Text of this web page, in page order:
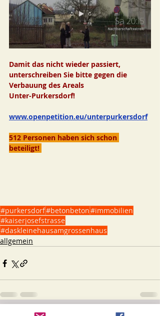
Damit das nicht wieder passiert,
unterschreiben Sie bitte gegen die
Verbauung des Areals
Unter-Purkersdorf!
www.openpetition.eu/unterpurkersdorf
512 Personen haben sich schon
beteiligt!
#purkersdorf#betonbeton#immobilien
#kaiserjosefstrasse
#daskleinehausamgrossenhaus
allgemein